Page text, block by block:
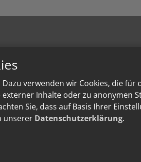
verwenden wir Cookies, die
Inhalte oder zu anonymen
Sie, dass auf Basis Ihrer
unserer Datenschutzerklärung.